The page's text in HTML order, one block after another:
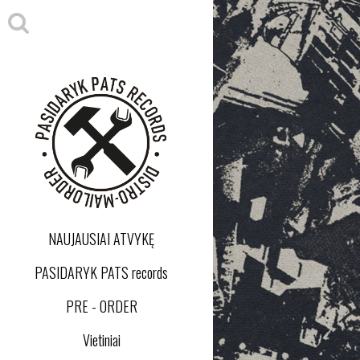
NAUJAUSIAI ATVYKĘ
PASIDARYK PATS records
PRE - ORDER
Vietiniai